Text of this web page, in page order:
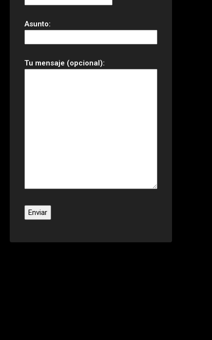
Asunto:
Tu mensaje (opcional):